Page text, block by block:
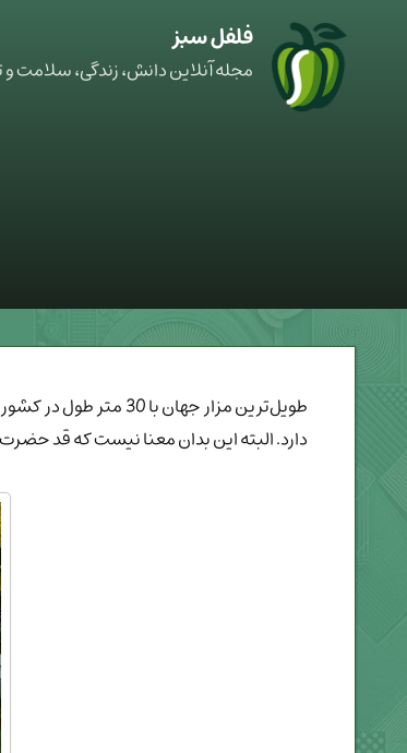
فلفل سبز
مجله آنلاین دانش، زندگی، سلامت و
دارد. البته این بدان معنا نیست که قد حضرت عمران(ع) 30 متر بوده است، بلکه برای تکریم آن حضرت چنین